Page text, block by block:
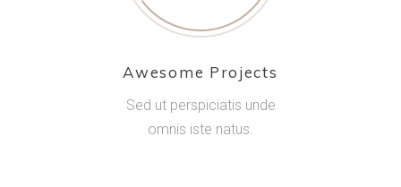
Awesome Projects
Sed ut perspiciatis unde
omnis iste natus.